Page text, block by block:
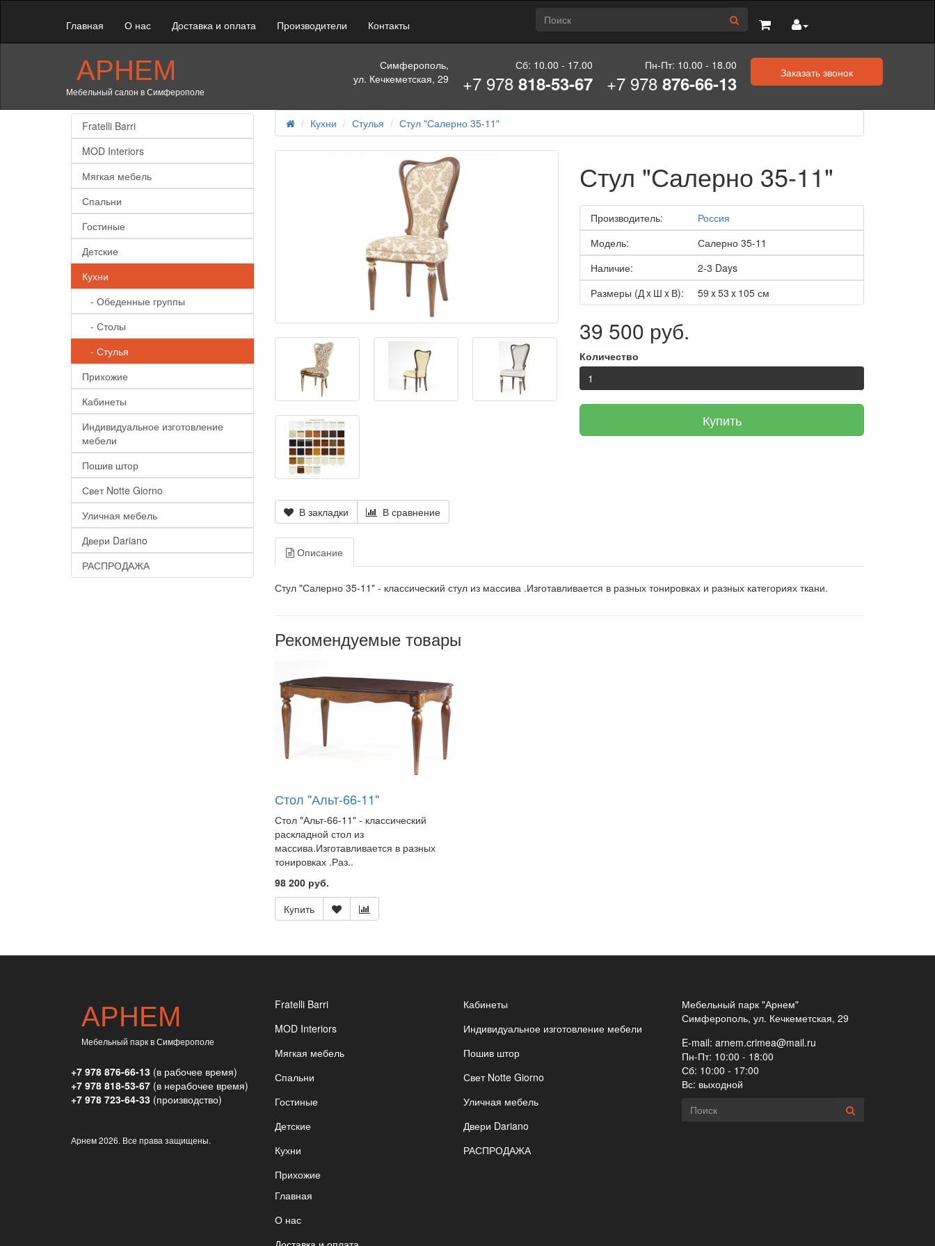
Главная О нас Доставка и оплата Производители Контакты
АРНЕМ
Мебельный салон в Симферополе
Симферополь,
ул. Кечкеметская, 29
Сб: 10.00 - 17.00
+7 978818-53-67
Пн-Пт: 10.00 - 18.00
+7 978876-66-13 Заказать звонок
Fratelli Barri
MOD Interiors
Мягкая мебель
Спальни
Гостиные
Детские
Кухни
- Обеденные группы
- Столы
- Стулья
Прихожие
Кабинеты
Индивидуальное изготовление
мебели
Пошив штор
Свет Notte Giorno
Уличная мебель
Двери Dariano
РАСПРОДАЖА
Кухни Стулья Стул "Салерно 35-11"
В закладки В сравнение
Стул "Салерно 35-11"
Производитель:
Россия
Модель:
Салерно 35-11
Наличие:
2-3 Days
Размеры (Д x Ш x В):
59 x 53 x 105 см
39 500 руб.
Количество
Купить
Описание
Стул "Салерно 35-11" - классический стул из массива .Изготавливается в разных тонировках и разных категориях ткани.
Рекомендуемые товары
Стол "Альт-66-11"
Стол "Альт-66-11" - классический
раскладной стол из
массива.Изготавливается в разных
тонировках .Раз..
98 200 руб.
Купить
АРНЕМ
Мебельный парк в Симферополе
+7 978 876-66-13 (в рабочее время)
+7 978 818-53-67 (в нерабочее время)
+7 978 723-64-33 (производство)
Арнем2026. Все права защищены.
Fratelli Barri
MOD Interiors
Мягкая мебель
Спальни
Гостиные
Детские
Кухни
Прихожие
Кабинеты
Индивидуальное изготовление мебели
Пошив штор
Свет Notte Giorno
Уличная мебель
Двери Dariano
РАСПРОДАЖА
Главная
О нас
Мебельный парк "Арнем"
Симферополь, ул. Кечкеметская, 29
E-mail: arnem.crimea@mail.ru
Пн-Пт: 10:00 - 18:00
Сб: 10:00 - 17:00
Вс: выходной